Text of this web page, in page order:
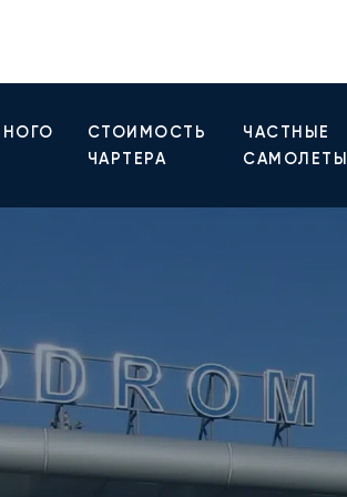
СТОИМОСТЬ
ЧАРТЕРА
ЧАСТНЫЕ
САМОЛЕТЫ